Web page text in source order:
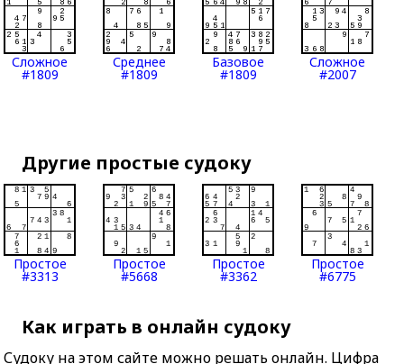
Сложное
#1809
Среднее
#1809
Базовое
#1809
Сложное
#2007
Другие простые судоку
Простое
#3313
Простое
#5668
Простое
#3362
Простое
#6775
Как играть в онлайн судоку
Судоку на этом сайте можно решать онлайн. Цифра